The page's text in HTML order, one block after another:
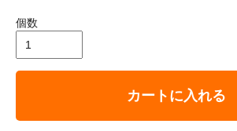
個数
カートに入れる